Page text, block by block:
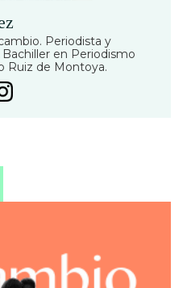
Periodista y
en Periodismo
Ruiz de Montoya.